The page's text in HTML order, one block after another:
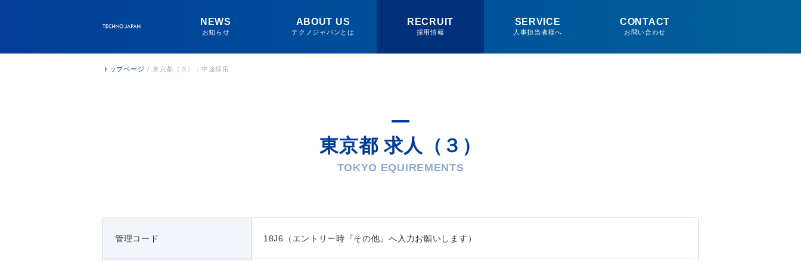
NEWS
お知らせ
ABOUT US
テクノジャパンとは
RECRUIT
採用情報
SERVICE
人事担当者様へ
CONTACT
お問い合わせ
トップページ / 東京都（３）：中途採用
東京都 求人（３）
TOKYO EQUIREMENTS
管理コード 18J6（エントリー時『その他』へ入力お願いします）